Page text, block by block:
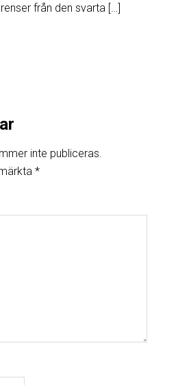
från den svarta […]
inte publiceras.
*